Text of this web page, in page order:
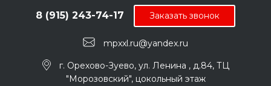
mpxxl.ru@yandex.ru
8 (915) 243-74-17
г. Орехово-Зуево, ул. Ленина , д.84, ТЦ
"Морозовский", цокольный этаж
Заказать звонок